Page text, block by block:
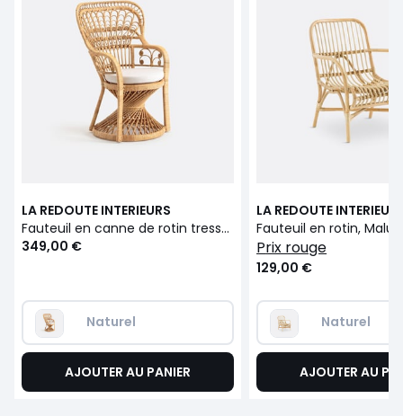
LA REDOUTE INTERIEURS
Fauteuil en canne de rotin tressé MALU
349,00 €
Naturel
AJOUTER AU PANIER
LA REDOUTE
Fauteuil en rotin, Malu
prix rouge
129,00 €
Naturel
AJOUTER AU